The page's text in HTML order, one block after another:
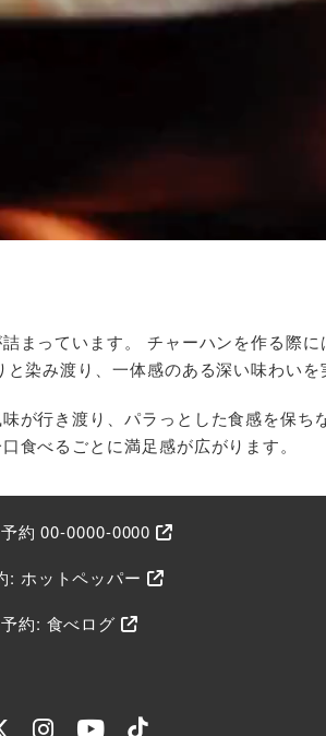
まっています。 チャーハンを作る際
染み渡り、一体感のある深い味わいを
が行き渡り、パラっとした食感を保
食べるごとに満足感が広がります。
約 00-0000-0000
: ホットペッパー
予約: 食べログ